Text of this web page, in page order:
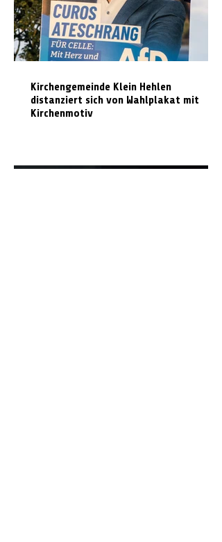
Kirchengemeinde Klein Hehlen
distanziert sich von Wahlplakat mit
Kirchenmotiv